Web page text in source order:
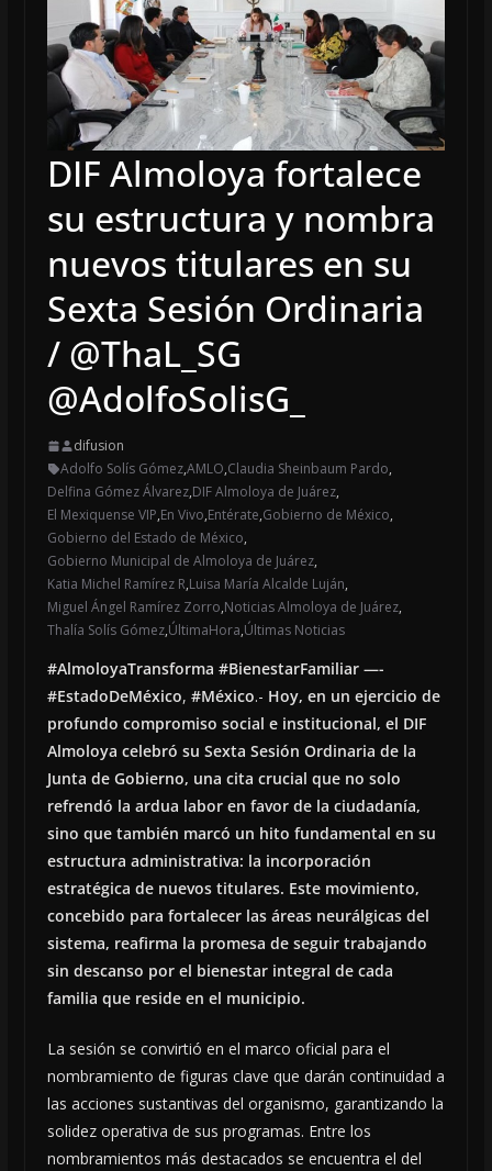
DIF Almoloya fortalece
su estructura y nombra
nuevos titulares en su
Sexta Sesión Ordinaria
/ @ThaL_SG
@AdolfoSolisG_
difusion
Adolfo Solís Gómez,AMLO,Claudia Sheinbaum Pardo,
Delfina Gómez Álvarez,DIF Almoloya de Juárez,
El Mexiquense VIP,En Vivo,Entérate,Gobierno de México,
Gobierno del Estado de México,
Gobierno Municipal de Almoloya de Juárez,
Katia Michel Ramírez R,Luisa María Alcalde Luján,
Miguel Ángel Ramírez Zorro,Noticias Almoloya de Juárez,
Thalía Solís Gómez,ÚltimaHora,Últimas Noticias
#AlmoloyaTransforma #BienestarFamiliar —-
#EstadoDeMéxico, #México.- Hoy, en un ejercicio de
profundo compromiso social e institucional, el DIF
Almoloya celebró su Sexta Sesión Ordinaria de la
Junta de Gobierno, una cita crucial que no solo
refrendó la ardua labor en favor de la ciudadanía,
sino que también marcó un hito fundamental en su
estructura administrativa: la incorporación
estratégica de nuevos titulares. Este movimiento,
concebido para fortalecer las áreas neurálgicas del
sistema, reafirma la promesa de seguir trabajando
sin descanso por el bienestar integral de cada
familia que reside en el municipio.
La sesión se convirtió en el marco oficial para el
nombramiento de figuras clave que darán continuidad a
las acciones sustantivas del organismo, garantizando la
solidez operativa de sus programas. Entre los
nombramientos más destacados se encuentra el del